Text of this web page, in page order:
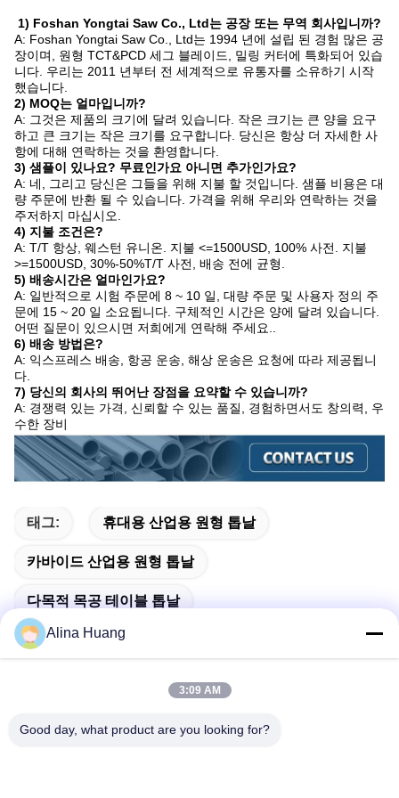
1) Foshan Yongtai Saw Co., Ltd는 공장 또는 무역 회사입니까?
A: Foshan Yongtai Saw Co., Ltd는 1994 년에 설립 된 경험 많은 공
장이며, 원형 TCT&PCD 세그 블레이드, 밀링 커터에 특화되어 있습
니다. 우리는 2011 년부터 전 세계적으로 유통자를 소유하기 시작
했습니다.
2) MOQ는 얼마입니까?
A: 그것은 제품의 크기에 달려 있습니다. 작은 크기는 큰 양을 요구
하고 큰 크기는 작은 크기를 요구합니다. 당신은 항상 더 자세한 사
항에 대해 연락하는 것을 환영합니다.
3) 샘플이 있나요? 무료인가요 아니면 추가인가요?
A: 네, 그리고 당신은 그들을 위해 지불 할 것입니다. 샘플 비용은 대
량 주문에 반환 될 수 있습니다. 가격을 위해 우리와 연락하는 것을
주저하지 마십시오.
4) 지불 조건은?
A: T/T 항상, 웨스턴 유니온. 지불 <=1500USD, 100% 사전. 지불
>=1500USD, 30%-50%T/T 사전, 배송 전에 균형.
5) 배송시간은 얼마인가요?
A: 일반적으로 시험 주문에 8 ~ 10 일, 대량 주문 및 사용자 정의 주
문에 15 ~ 20 일 소요됩니다. 구체적인 시간은 양에 달려 있습니다.
어떤 질문이 있으시면 저희에게 연락해 주세요..
6) 배송 방법은?
A: 익스프레스 배송, 항공 운송, 해상 운송은 요청에 따라 제공됩니
다.
7) 당신의 회사의 뛰어난 장점을 요약할 수 있습니까?
A: 경쟁력 있는 가격, 신뢰할 수 있는 품질, 경험하면서도 창의력, 우
수한 장비
태그: 휴대용 산업용 원형 톱날
카바이드 산업용 원형 톱날
다목적 목공 테이블 톱날
Alina Huang
3:09 AM
Good day, what product are you looking for?